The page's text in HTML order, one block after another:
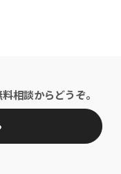
相談からどうぞ。